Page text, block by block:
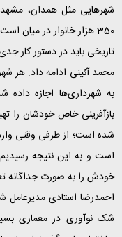
شهرهایی مثل همدان،
350 هزار خانوار در میان
تاریخی باید در دستور کار
محمد آئینی ادامه داد: هر
به شهرداری‌ها اجازه
شده است؛ از طرفی وقتی
است و به این نتیجه
خودش را به صورت جداگانه
احمدرضا استادی
شک نوآوری در معماری